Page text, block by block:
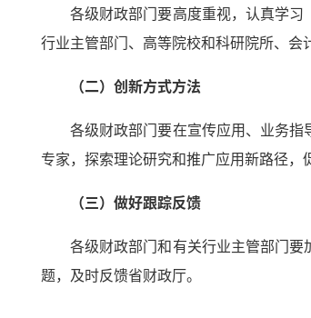
各级财政部门要高度重视，认真学
行业主管部门、高等院校和科研院所、会
（二）创新方式方法
各级财政部门要在宣传应用、业务
专家，探索理论研究和推广应用新路径，
（三）做好跟踪反馈
各级财政部门和有关行业主管部门
题，及时反馈省财政厅。